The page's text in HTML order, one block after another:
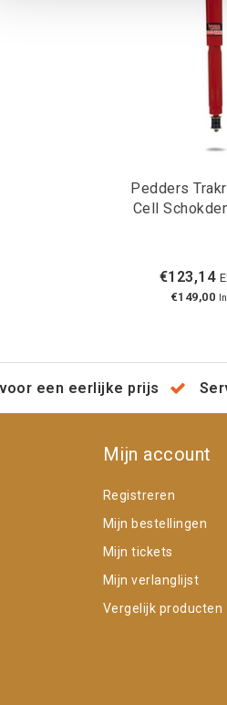
Pedders
€123,14
€149,00
een eerlijke prijs
Mijn account
Registreren
Mijn bestellingen
Mijn tickets
Mijn verlanglijst
Vergelijk producten